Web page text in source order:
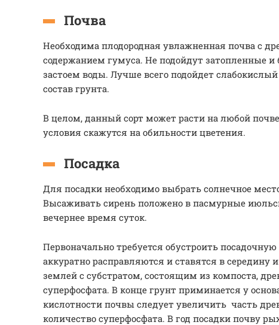
Почва
Необходима плодородная увлажненная почва с
содержанием гумуса. Не подойдут затопленные и
застоем воды. Лучше всего подойдет
состав грунта.
В целом, данный сорт может расти на любой
условия скажутся на обильности цветения.
Посадка
Для посадки необходимо выбрать солнечное
Высаживать сирень положено в пасмурные
вечернее время суток.
Первоначально требуется обустроить
аккуратно расправляются и ставятся в середину
землей с субстратом, состоящим из компоста,
суперфосфата. В конце грунт приминается у
кислотности почвы следует увеличить часть
количество суперфосфата. В год посадки почву